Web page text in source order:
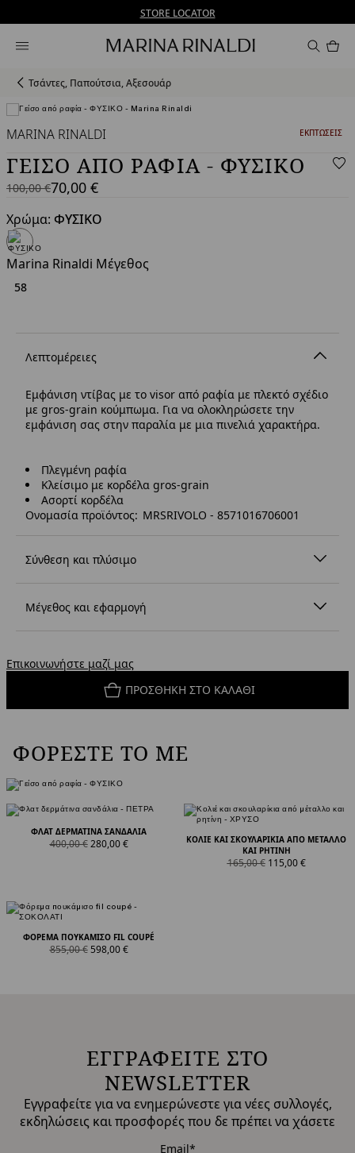
Δωρεάν αποστολή και επιστροφές
Δεν έχετε λογαριασμό; ΕΓΓΡΑΦΕΙΤΕ ΤΩΡΑ
STORE LOCATOR
Τσάντες, Παπούτσια, Αξεσουάρ
MARINA RINALDI ΚΑΤΗΓΟΡΙΑ:
ΕΚΠΤΏΣΕΙΣ
ΓΕΊΣΟ ΑΠΌ ΡΑΦΊΑ - ΦΥΣΙΚΟ
100,00 €
100,00
€
70,00 €
Τρέχουσα
τιμή
70,00
€
Χρώμα: ΦΥΣΙΚΟ
Marina Rinaldi Μέγεθος
58
Λεπτομέρειες
Εμφάνιση ντίβας με το visor από ραφία με πλεκτό σχέδιο
με gros-grain κούμπωμα. Για να ολοκληρώσετε την
εμφάνιση σας στην παραλία με μια πινελιά χαρακτήρα.
Πλεγμένη ραφία
Κλείσιμο με κορδέλα gros-grain
Ασορτί κορδέλα
Ονομασία προϊόντος: MRSRIVOLO - 8571016706001
Σύνθεση και πλύσιμο
Μέγεθος και εφαρμογή
Επικοινωνήστε μαζί μας
ΠΡΟΣΘΉΚΗ ΣΤΟ ΚΑΛΆΘΙ
ΦΟΡΈΣΤΕ ΤΟ ΜΕ
ΦΛΑΤ ΔΕΡΜΆΤΙΝΑ ΣΑΝΔΆΛΙΑ
product.price.original
400,00 € product.price.sale
280,00 €
ΚΟΛΙΈ ΚΑΙ ΣΚΟΥΛΑΡΊΚΙΑ ΑΠΌ ΜΈΤΑΛΛΟ
ΚΑΙ ΡΗΤΊΝΗ
product.price.original
165,00 € product.price.sale
115,00 €
ΦΌΡΕΜΑ ΠΟΥΚΆΜΙΣΟ FIL COUPÉ
product.price.original
855,00 € product.price.sale
598,00 €
ΕΓΓΡΑΦΕΙΤΕ ΣΤΟ
NEWSLETTER
Εγγραφείτε για να ενημερώνεστε για νέες συλλογές,
εκδηλώσεις και προσφορές που δε πρέπει να χάσετε